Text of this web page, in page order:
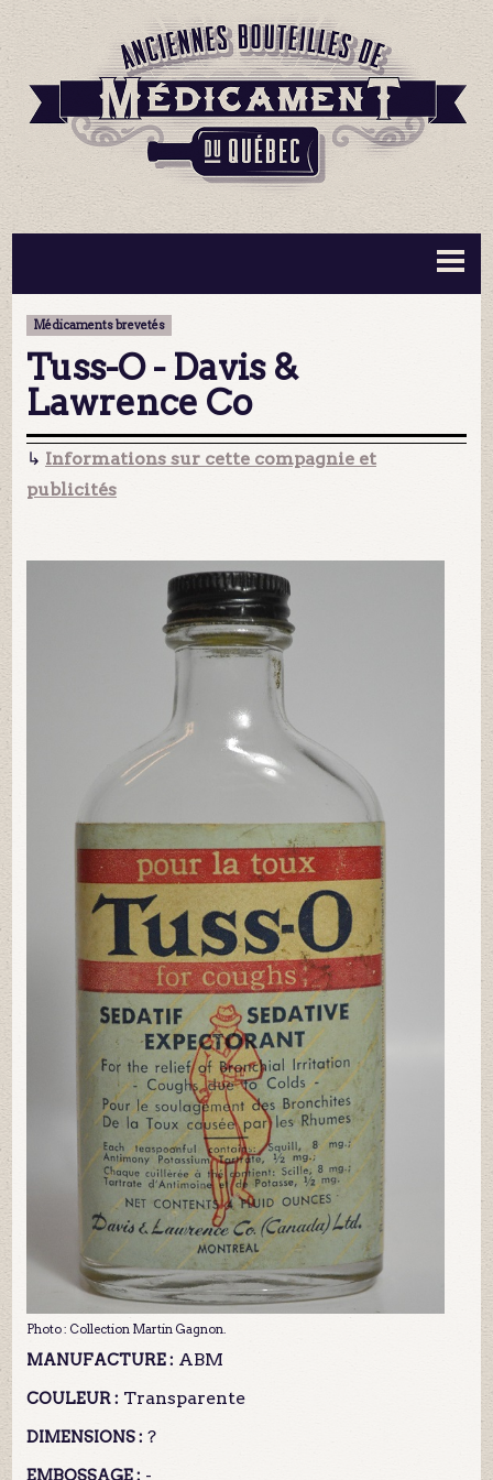
BOUTEILLES ▼
MA COLLECTION
CONTACT
Médicaments brevetés
Tuss-O - Davis &
Lawrence Co
↳ Informations sur cette compagnie et
publicités
Photo : Collection Martin Gagnon.
MANUFACTURE : ABM
COULEUR : Transparente
DIMENSIONS : ?
EMBOSSAGE : -